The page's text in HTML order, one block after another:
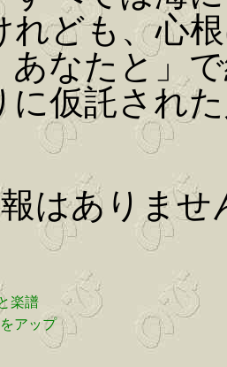
れども、心
なたと」
に仮託され
はありませ
楽譜
アップ